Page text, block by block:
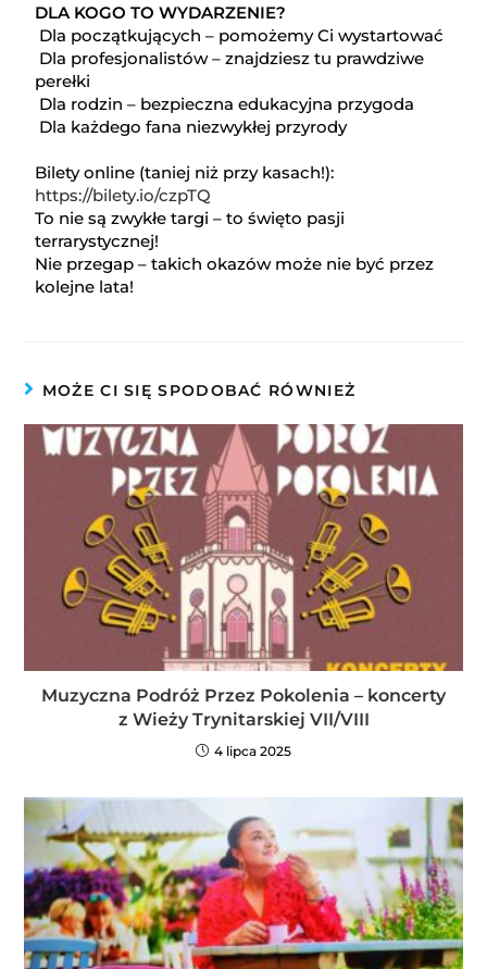
DLA KOGO TO WYDARZENIE?
Dla początkujących – pomożemy Ci wystartować
Dla profesjonalistów – znajdziesz tu prawdziwe
perełki
Dla rodzin – bezpieczna edukacyjna przygoda
Dla każdego fana niezwykłej przyrody
Bilety online (taniej niż przy kasach!):
https://bilety.io/czpTQ
To nie są zwykłe targi – to święto pasji
terrarystycznej!
Nie przegap – takich okazów może nie być przez
kolejne lata!
MOŻE CI SIĘ SPODOBAĆ RÓWNIEŻ
Muzyczna Podróż Przez Pokolenia – koncerty
z Wieży Trynitarskiej VII/VIII
4 lipca 2025